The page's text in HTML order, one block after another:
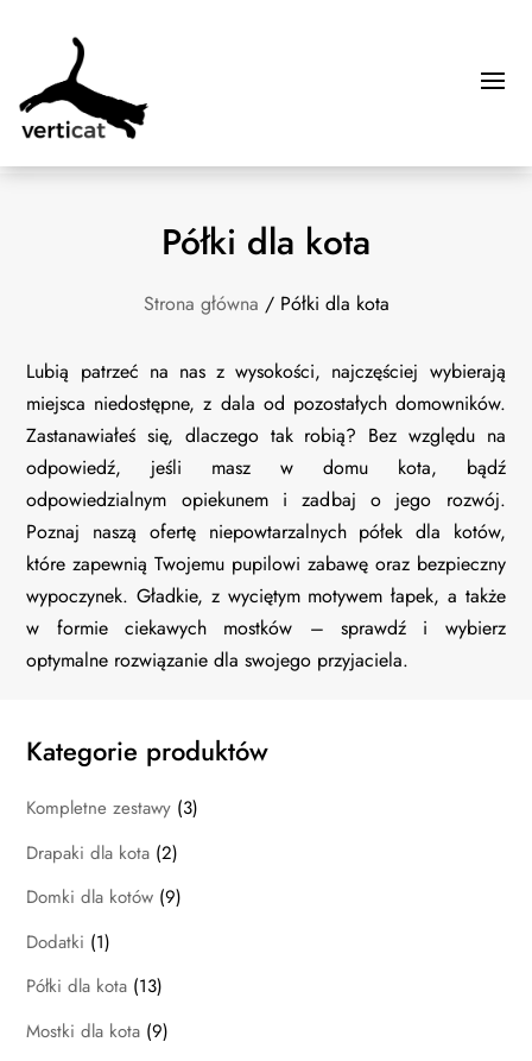
Półki dla kota
Strona główna / Półki dla kota
Lubią patrzeć na nas z wysokości, najczęściej wybierają
miejsca niedostępne, z dala od pozostałych domowników.
Zastanawiałeś się, dlaczego tak robią? Bez względu na
odpowiedź, jeśli masz w domu kota, bądź
odpowiedzialnym opiekunem i zadbaj o jego rozwój.
Poznaj naszą ofertę niepowtarzalnych półek dla kotów,
które zapewnią Twojemu pupilowi zabawę oraz bezpieczny
wypoczynek. Gładkie, z wyciętym motywem łapek, a także
w formie ciekawych mostków – sprawdź i wybierz
optymalne rozwiązanie dla swojego przyjaciela.
Kategorie produktów
Kompletne zestawy (3)
Drapaki dla kota (2)
Domki dla kotów (9)
Dodatki (1)
Półki dla kota (13)
Mostki dla kota (9)